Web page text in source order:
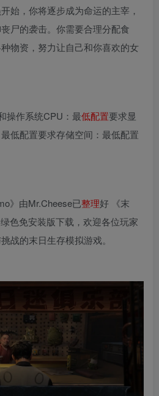
始，你将逐步成为命运的主宰，
尸的袭击。你需要合理分配食
物资，努力让自己和你喜欢的女
操作系统CPU：最低配置要求显
低配置要求存储空间：最低配置
》由Mr.Cheese已整理好 《末
色免安装版下载，欢迎各位玩家
战的末日生存模拟游戏。